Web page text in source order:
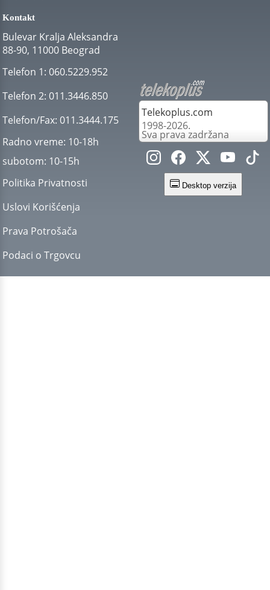
Kontakt
Bulevar Kralja Aleksandra
88-90, 11000 Beograd
Telefon 1: 060.5229.952
Telefon 2: 011.3446.850
Telefon/Fax: 011.3444.175
Radno vreme: 10-18h
subotom: 10-15h
Politika Privatnosti
Uslovi Korišćenja
Prava Potrošača
Podaci o Trgovcu
Telekoplus.com
1998-2026.
Sva prava zadržana
Desktop verzija